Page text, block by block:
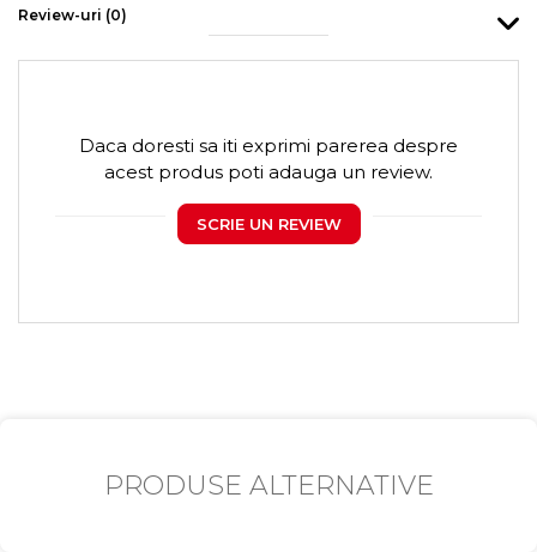
Review-uri (0)
Daca doresti sa iti exprimi parerea despre
acest produs poti adauga un review.
SCRIE UN REVIEW
PRODUSE ALTERNATIVE